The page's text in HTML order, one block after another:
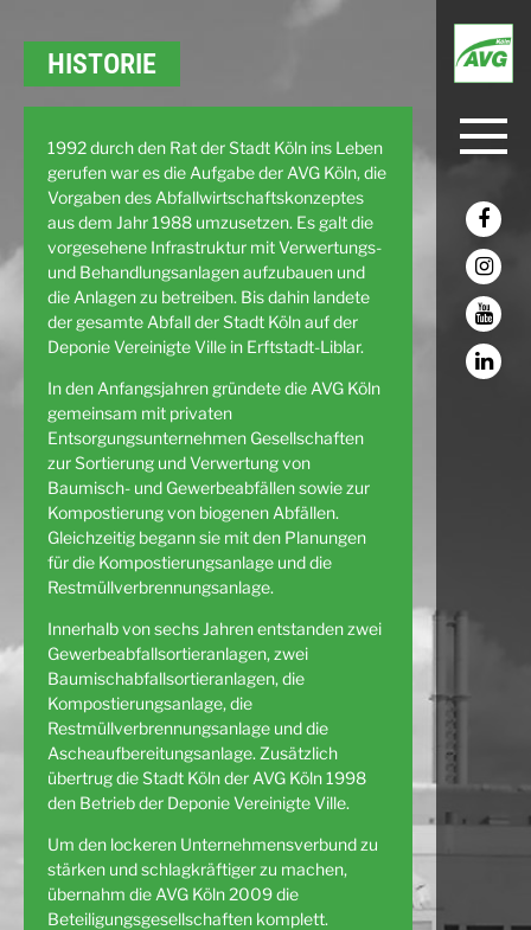
HISTORIE
1992 durch den Rat der Stadt Köln ins Leben
gerufen war es die Aufgabe der AVG Köln, die
Vorgaben des Abfallwirtschaftskonzeptes
aus dem Jahr 1988 umzusetzen. Es galt die
vorgesehene Infrastruktur mit Verwertungs-
und Behandlungsanlagen aufzubauen und
die Anlagen zu betreiben. Bis dahin landete
der gesamte Abfall der Stadt Köln auf der
Deponie Vereinigte Ville in Erftstadt-Liblar.
In den Anfangsjahren gründete die AVG Köln
gemeinsam mit privaten
Entsorgungsunternehmen Gesellschaften
zur Sortierung und Verwertung von
Baumisch- und Gewerbeabfällen sowie zur
Kompostierung von biogenen Abfällen.
Gleichzeitig begann sie mit den Planungen
für die Kompostierungsanlage und die
Restmüllverbrennungsanlage.
Innerhalb von sechs Jahren entstanden zwei
Gewerbeabfallsortieranlagen, zwei
Baumischabfallsortieranlagen, die
Kompostierungsanlage, die
Restmüllverbrennungsanlage und die
Ascheaufbereitungsanlage. Zusätzlich
übertrug die Stadt Köln der AVG Köln 1998
den Betrieb der Deponie Vereinigte Ville.
Um den lockeren Unternehmensverbund zu
stärken und schlagkräftiger zu machen,
übernahm die AVG Köln 2009 die
Beteiligungsgesellschaften komplett.